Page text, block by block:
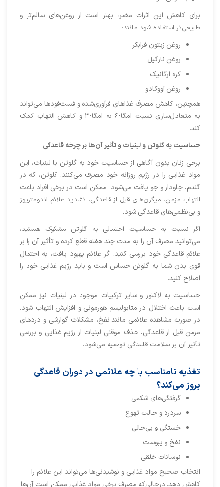
برای کاهش این اثرات مضر، بهتر است از روغن‌های سالم‌تر و
طبیعی‌تر استفاده شود مانند:
روغن زیتون فرابکر
روغن نارگیل
کره ارگانیک
روغن آووکادو
همچنین، کاهش مصرف غذاهای فرآوری‌شده و فست‌فودها می‌تواند
به متعادل‌سازی نسبت امگا-۶ به امگا-۳ و کاهش التهاب کمک
کند.
حساسیت به گلوتن و لبنیات و تأثیر آن‌ها بر چرخه قاعدگی
برخی زنان بدون آگاهی از حساسیت خود به گلوتن یا لبنیات، این
مواد غذایی را در رژیم روزانه خود مصرف می‌کنند. گلوتن، که در
گندم، چاودار و جو یافت می‌شود، ممکن است در برخی افراد باعث
التهاب مزمن، میگرن‌های قبل از قاعدگی، تشدید علائم اندومتریوز
و بی‌نظمی‌های قاعدگی شود.
اگر نسبت به حساسیت احتمالی به گلوتن مشکوک هستید،
می‌توانید مصرف آن را به مدت چند هفته قطع کرده و تأثیر آن را بر
علائم قاعدگی خود بررسی کنید. اگر علائم بهبود یافت، به احتمال
قوی بدن شما به گلوتن حساس است و باید رژیم غذایی خود را
اصلاح کنید.
حساسیت به لاکتوز و سایر ترکیبات موجود در لبنیات نیز ممکن
است باعث اختلال در متابولیسم هورمونی و افزایش التهاب شود.
در صورت مشاهده علائمی مانند نفخ، مشکلات گوارشی و دردهای
مزمن قبل از قاعدگی، حذف موقتی لبنیات از رژیم غذایی و بررسی
تأثیر آن بر سلامت قاعدگی توصیه می‌شود.
تغذیه نامناسب با چه علائمی در دوران قاعدگی
بروز می‌کند؟
گرفتگی‌های شکمی
سردرد و حالت تهوع
خستگی و بی‌حالی
نفخ و یبوست
نوسانات خلقی
انتخاب صحیح مواد غذایی و نوشیدنی‌ها می‌تواند این علائم را
کاهش دهد. درحالی‌که مصرف برخی مواد غذایی ممکن است آن‌ها